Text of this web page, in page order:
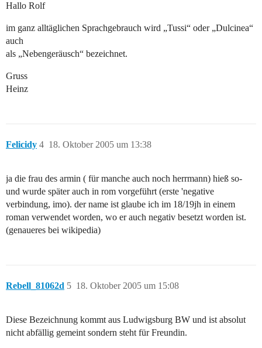
Hallo Rolf
im ganz alltäglichen Sprachgebrauch wird „Tussi“ oder „Dulcinea“
auch
als „Nebengeräusch“ bezeichnet.
Gruss
Heinz
Felicidy 18. Oktober 2005 um 13:38
4
ja die frau des armin ( für manche auch noch herrmann) hieß so-
und wurde später auch in rom vorgeführt (erste 'negative
verbindung, imo). der name ist glaube ich im 18/19jh in einem
roman verwendet worden, wo er auch negativ besetzt worden ist.
(genaueres bei wikipedia)
Rebell_81062d 18. Oktober 2005 um 15:08
5
Diese Bezeichnung kommt aus Ludwigsburg BW und ist absolut
nicht abfällig gemeint sondern steht für Freundin.